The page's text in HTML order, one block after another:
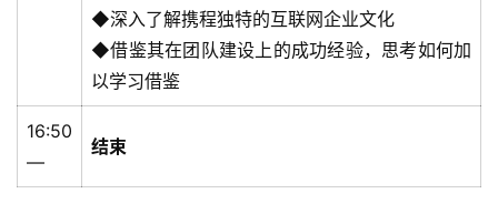
◆深入了解携程独特的互联网企业文化
◆借鉴其在团队建设上的成功经验，思考如何加
以学习借鉴
16:50
—
结束